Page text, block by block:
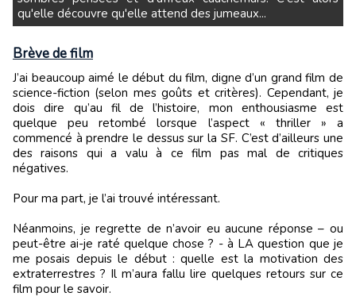
qu'elle découvre qu'elle attend des jumeaux...
Brève de film
J’ai beaucoup aimé le début du film, digne d’un grand film de
science-fiction (selon mes goûts et critères). Cependant, je
dois dire qu’au fil de l’histoire, mon enthousiasme est
quelque peu retombé lorsque l’aspect « thriller » a
commencé à prendre le dessus sur la SF. C’est d’ailleurs une
des raisons qui a valu à ce film pas mal de critiques
négatives.
Pour ma part, je l’ai trouvé intéressant.
Néanmoins, je regrette de n’avoir eu aucune réponse – ou
peut-être ai-je raté quelque chose ? - à LA question que je
me posais depuis le début : quelle est la motivation des
extraterrestres ? Il m’aura fallu lire quelques retours sur ce
film pour le savoir.